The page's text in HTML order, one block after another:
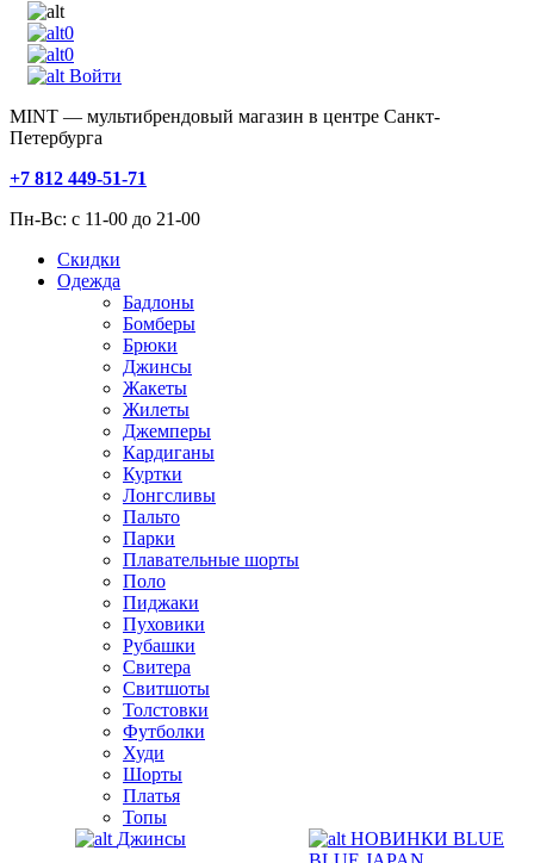
0
0
Войти
MINT — мультибрендовый магазин в центре Санкт-
Петербурга
+7 812 449-51-71
Пн-Вс: с 11-00 до 21-00
Скидки
Одежда
Бадлоны
Бомберы
Брюки
Джинсы
Жакеты
Жилеты
Джемперы
Кардиганы
Куртки
Лонгсливы
Пальто
Парки
Плавательные шорты
Поло
Пиджаки
Пуховики
Рубашки
Свитера
Свитшоты
Толстовки
Футболки
Худи
Шорты
Платья
Топы
Джинсы
НОВИНКИ BLUE